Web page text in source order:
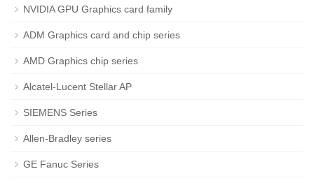
NVIDIA GPU Graphics card family
ADM Graphics card and chip series
AMD Graphics chip series
Alcatel-Lucent Stellar AP
SIEMENS Series
Allen-Bradley series
GE Fanuc Series